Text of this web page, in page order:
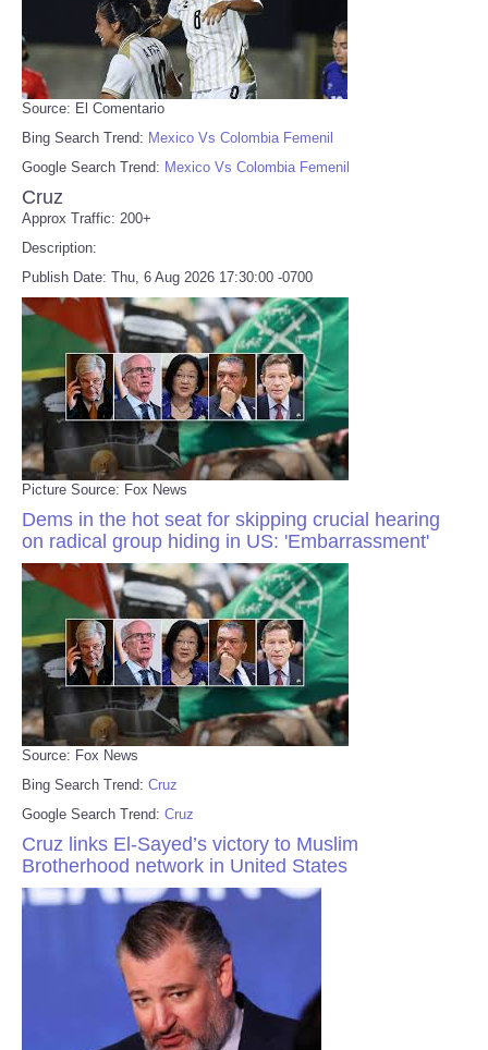
Source: El Comentario
Bing Search Trend: Mexico Vs Colombia Femenil
Google Search Trend: Mexico Vs Colombia Femenil
Cruz
Approx Traffic: 200+
Description:
Publish Date: Thu, 6 Aug 2026 17:30:00 -0700
Picture Source: Fox News
Dems in the hot seat for skipping crucial hearing
on radical group hiding in US: 'Embarrassment'
Source: Fox News
Bing Search Trend: Cruz
Google Search Trend: Cruz
Cruz links El-Sayed’s victory to Muslim
Brotherhood network in United States